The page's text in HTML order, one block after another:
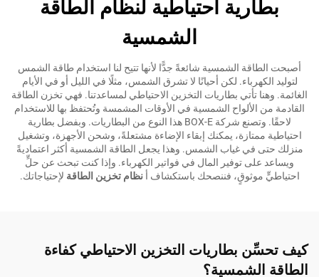
بطارية احتياطية لنظام الطاقة
الشمسية
أصبحت الطاقة الشمسية شائعةً جدًّا لأنها تتيح لنا استخدام طاقة الشمس
لتوليد الكهرباء. لكن أحيانًا لا تشرق الشمس، مثلًا في الليل أو في الأيام
الغائمة. وهنا تأتي بطاريات التخزين الاحتياطي لمساعدتنا. فهي تخزن الطاقة
القادمة من الألواح الشمسية في الأوقات المشمسة وتُحتفظ بها للاستخدام
لاحقًا. وتصنع شركة BOX-E هذا النوع من البطاريات. وبفضل بطارية
احتياطية ممتازة، يمكنك إبقاء الإضاءة مشتعلةً، وشحن الأجهزة، وتشغيل
منزلك حتى في غياب الشمس. وهذا يجعل الطاقة الشمسية أكثر اعتماديةً
ويساعد على توفير المال في فواتير الكهرباء. وإذا كنت تبحث عن حلٍّ
احتياطيٍّ موثوقٍ، فننصحك باستكشاف أنظام تخزين الطاقة لإحتياجاتك.
كيف تحسِّن بطاريات التخزين الاحتياطي كفاءة
الطاقة الشمسية؟